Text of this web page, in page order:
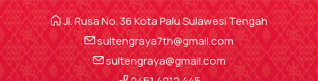
Jl. Rusa No. 36 Kota Palu Sulawesi Tengah
sultengraya7th@gmail.com
sultengraya@gmail.com